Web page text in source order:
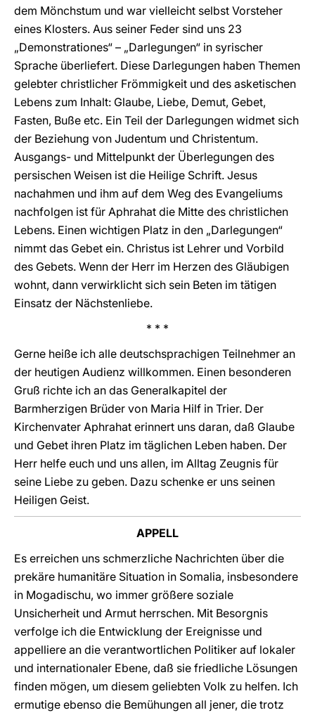
dem Mönchstum und war vielleicht selbst Vorsteher
eines Klosters. Aus seiner Feder sind uns 23
„Demonstrationes“ – „Darlegungen“ in syrischer
Sprache überliefert. Diese Darlegungen haben Themen
gelebter christlicher Frömmigkeit und des asketischen
Lebens zum Inhalt: Glaube, Liebe, Demut, Gebet,
Fasten, Buße etc. Ein Teil der Darlegungen widmet sich
der Beziehung von Judentum und Christentum.
Ausgangs- und Mittelpunkt der Überlegungen des
persischen Weisen ist die Heilige Schrift. Jesus
nachahmen und ihm auf dem Weg des Evangeliums
nachfolgen ist für Aphrahat die Mitte des christlichen
Lebens. Einen wichtigen Platz in den „Darlegungen“
nimmt das Gebet ein. Christus ist Lehrer und Vorbild
des Gebets. Wenn der Herr im Herzen des Gläubigen
wohnt, dann verwirklicht sich sein Beten im tätigen
Einsatz der Nächstenliebe.
* * *
Gerne heiße ich alle deutschsprachigen Teilnehmer an
der heutigen Audienz willkommen. Einen besonderen
Gruß richte ich an das Generalkapitel der
Barmherzigen Brüder von Maria Hilf in Trier. Der
Kirchenvater Aphrahat erinnert uns daran, daß Glaube
und Gebet ihren Platz im täglichen Leben haben. Der
Herr helfe euch und uns allen, im Alltag Zeugnis für
seine Liebe zu geben. Dazu schenke er uns seinen
Heiligen Geist.
APPELL
Es erreichen uns schmerzliche Nachrichten über die
prekäre humanitäre Situation in Somalia, insbesondere
in Mogadischu, wo immer größere soziale
Unsicherheit und Armut herrschen. Mit Besorgnis
verfolge ich die Entwicklung der Ereignisse und
appelliere an die verantwortlichen Politiker auf lokaler
und internationaler Ebene, daß sie friedliche Lösungen
finden mögen, um diesem geliebten Volk zu helfen. Ich
ermutige ebenso die Bemühungen all jener, die trotz